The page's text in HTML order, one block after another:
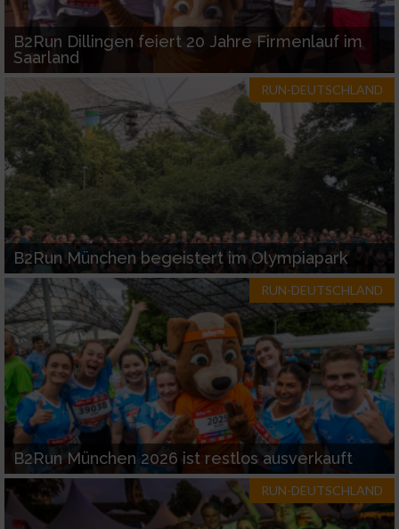
B2Run Dillingen feiert 20 Jahre Firmenlauf im
Saarland
RUN-DEUTSCHLAND
B2Run München begeistert im Olympiapark
RUN-DEUTSCHLAND
B2Run München 2026 ist restlos ausverkauft
RUN-DEUTSCHLAND